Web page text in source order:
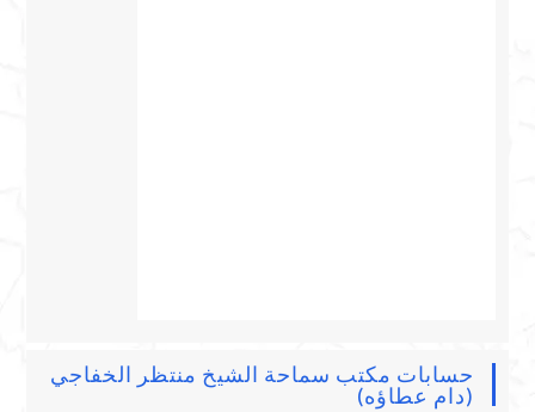
حسابات مكتب سماحة الشيخ منتظر الخفاجي
(دام عطاؤه)